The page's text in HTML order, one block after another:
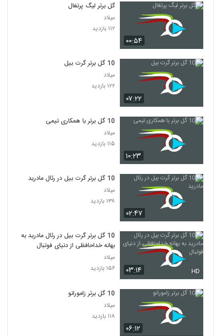
۰۰:۵۴
گل برتر لیگ پرتغال
میلاد
۱۱۲ بازدید
۰۷:۲۲
10 گل برتر گرت بیل
میلاد
۱۲۲ بازدید
۱۰:۲۳
10 گل برتر با همکاری تیمی
میلاد
۱۱۵ بازدید
۰۲:۴۷
10 گل برتر گرت بیل در رئال مادرید
میلاد
۱۳۸ بازدید
۰۳:۱۴ HD
10 گل برتر گرت بیل در رئال مادرید به
بهانه خداحافظی از دنیای فوتبال
میلاد
۱۵۶ بازدید
۰۶:۱۲
10 گل برتر زامورانو
میلاد
۱۱۸ بازدید